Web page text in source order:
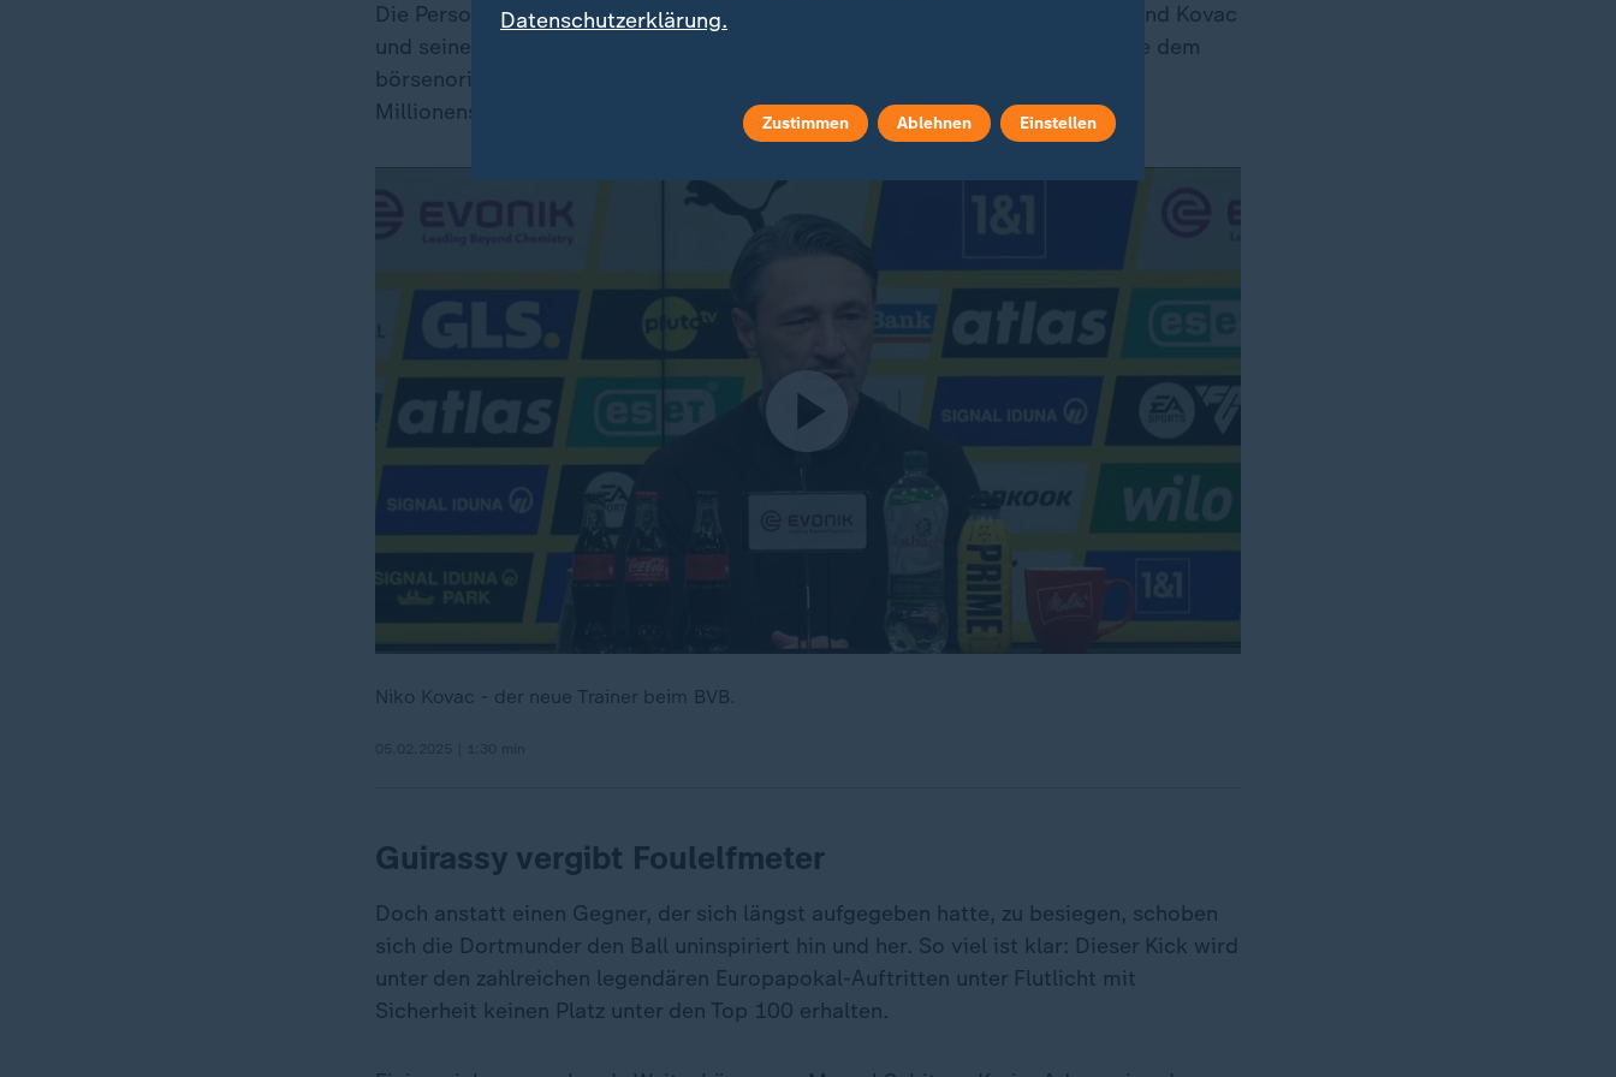
Die Personalrochade sorgte in Portugal für einen wütenden Aufschrei, während Kovac
und seine Belegschaft frühzeitig mit der nächsten Runde planen konnten, die dem
börsenorientierten Fußballunternehmen aus dem Revier einen weiteren
Millionensegen garantiert.
Niko Kovac - der neue Trainer beim BVB.
Guirassy vergibt Foulelfmeter
Doch anstatt einen Gegner, der sich längst aufgegeben hatte, zu besiegen, schoben
sich die Dortmunder den Ball uninspiriert hin und her. So viel ist klar: Dieser Kick wird
unter den zahlreichen legendären Europapokal-Auftritten unter Flutlicht mit
Sicherheit keinen Platz unter den Top 100 erhalten.
Datenschutzerklärung.
Zustimmen Ablehnen Einstellen